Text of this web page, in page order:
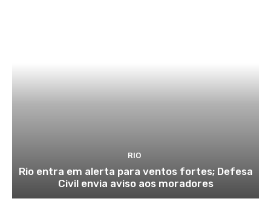
RIO
Rio entra em alerta para ventos fortes; Defesa
Civil envia aviso aos moradores